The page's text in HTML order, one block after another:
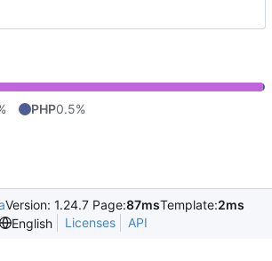
PHP0.5%
Version: 1.24.7 Page:87msTemplate:2ms
English
Licenses API